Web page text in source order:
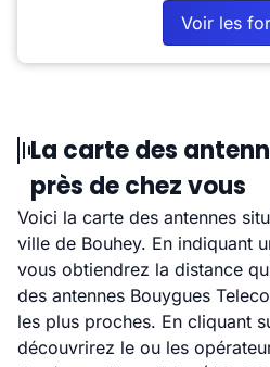
Voir les
La carte des
près de chez vous
Voici la carte des antennes
ville de Bouhey. En indiquant
vous obtiendrez la distance
des antennes Bouygues
les plus proches. En cliquant
découvrirez le ou les